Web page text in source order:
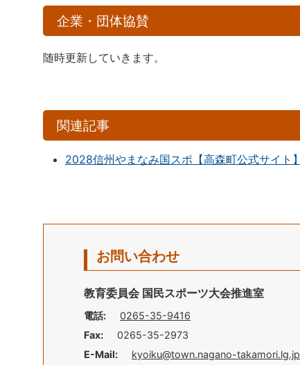
企業・団体協賛
随時更新していきます。
関連記事
2028信州やまなみ国スポ【高森町公式サイト】
お問い合わせ
教育委員会 国民スポーツ大会推進室
電話:
0265-35-9416
Fax:
0265-35-2973
E-Mail:
kyoiku@town.nagano-takamori.lg.jp